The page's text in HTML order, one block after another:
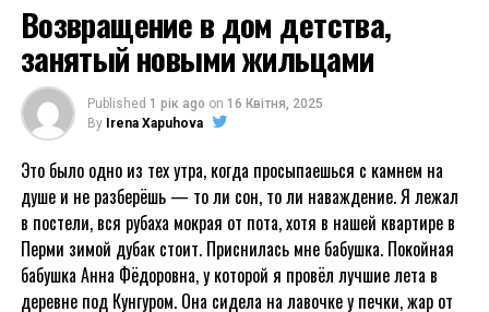
Возвращение в дом детства,
занятый новыми жильцами
Published 1 рік ago on 16 Квітня, 2025
By Irena Xapuhova
Это было одно из тех утра, когда просыпаешься с камнем на
душе и не разберёшь — то ли сон, то ли наваждение. Я лежал
в постели, вся рубаха мокрая от пота, хотя в нашей квартире в
Перми зимой дубак стоит. Приснилась мне бабушка. Покойная
бабушка Анна Фёдоровна, у которой я провёл лучшие лета в
деревне под Кунгуром. Она сидела на лавочке у печки, жар от